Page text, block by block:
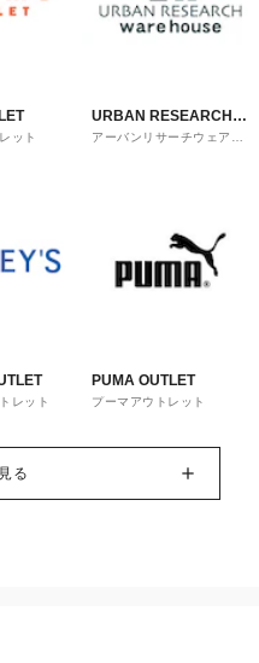
ット
URBAN RESEARCH
ware house
アーバンリサーチウェアハ
レット
PUMA OUTLET
プーマアウトレット
る